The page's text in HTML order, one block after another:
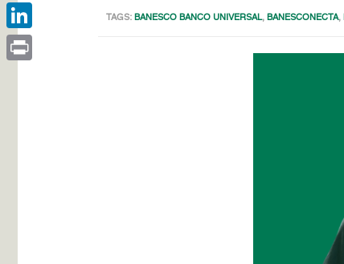
TAGS: BANESCO BANCO UNIVERSAL, BANESCONECTA,
Facebook
LinkedIn